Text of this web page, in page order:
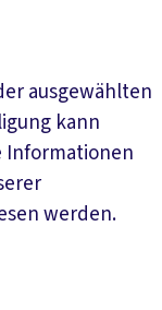
ausgewählten
kann
Informationen
werden.